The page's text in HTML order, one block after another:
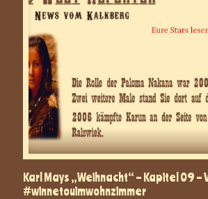
Karl Mays „Weihnacht“ – Kapitel 09 –
#winnetouimwohnzimmer